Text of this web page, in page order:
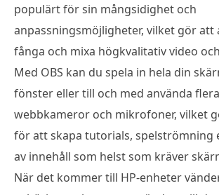
populärt för sin mångsidighet och
anpassningsmöjligheter, vilket gör att
fånga och mixa högkvalitativ video
Med OBS kan du spela in hela din
fönster eller till och med använda
webbkameror och mikrofoner, vilket
för att skapa tutorials, spelströmning
av innehåll som helst som kräver
När det kommer till HP-enheter